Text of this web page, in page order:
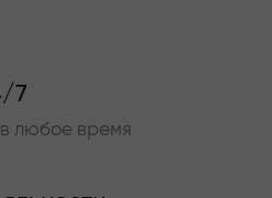
7
любое время